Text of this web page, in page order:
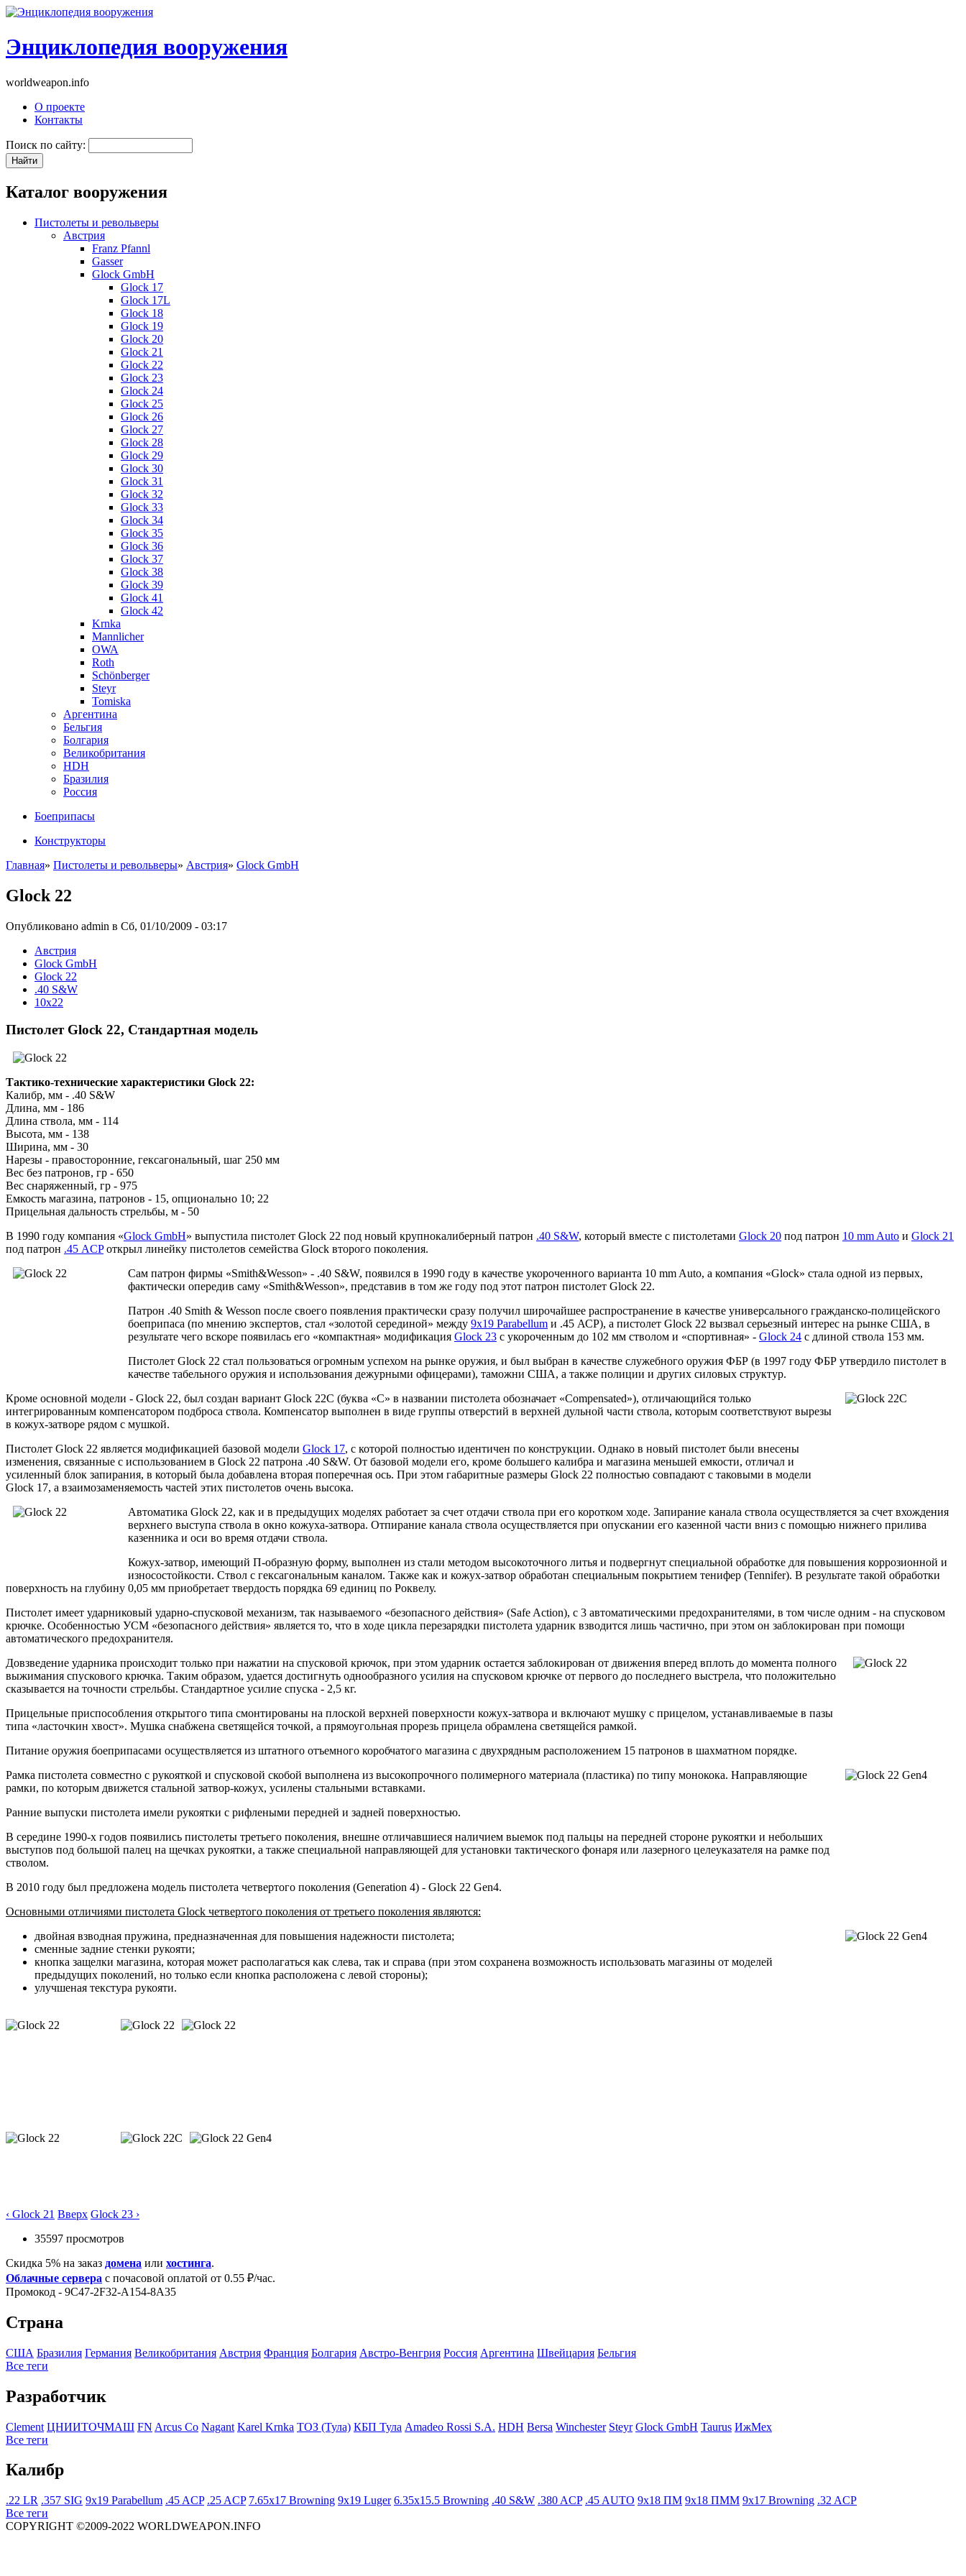
Энциклопедия вооружения
worldweapon.info
О проекте
Контакты
Поиск по сайту:
Каталог вооружения
Пистолеты и револьверы
Австрия
Franz Pfannl
Gasser
Glock GmbH
Glock 17
Glock 17L
Glock 18
Glock 19
Glock 20
Glock 21
Glock 22
Glock 23
Glock 24
Glock 25
Glock 26
Glock 27
Glock 28
Glock 29
Glock 30
Glock 31
Glock 32
Glock 33
Glock 34
Glock 35
Glock 36
Glock 37
Glock 38
Glock 39
Glock 41
Glock 42
Krnka
Mannlicher
OWA
Roth
Schönberger
Steyr
Tomiska
Аргентина
Бельгия
Болгария
Великобритания
HDH
Бразилия
Россия
Боеприпасы
Конструкторы
Главная» Пистолеты и револьверы» Австрия» Glock GmbH
Glock 22
Опубликовано admin в Сб, 01/10/2009 - 03:17
Австрия
Glock GmbH
Glock 22
.40 S&W
10x22
Пистолет Glock 22, Стандартная модель
Тактико-технические характеристики Glock 22:
Калибр, мм - .40 S&W
Длина, мм - 186
Длина ствола, мм - 114
Высота, мм - 138
Ширина, мм - 30
Нарезы - правосторонние, гексагональный, шаг 250 мм
Вес без патронов, гр - 650
Вес снаряженный, гр - 975
Емкость магазина, патронов - 15, опционально 10; 22
Прицельная дальность стрельбы, м - 50
В 1990 году компания «Glock GmbH» выпустила пистолет Glock 22 под новый крупнокалиберный патрон .40 S&W, который вместе с пистолетами Glock 20 под патрон 10 mm Auto и Glock 21
под патрон .45 ACPоткрыл линейку пистолетов семейства Glock второго поколения.
Сам патрон фирмы «Smith&Wesson» - .40 S&W, появился в 1990 году в качестве укороченного варианта 10 mm Auto, а компания «Glock» стала одной из первых,
фактически опередив саму «Smith&Wesson», представив в том же году под этот патрон пистолет Glock 22.
Патрон .40 Smith & Wesson после своего появления практически сразу получил широчайшее распространение в качестве универсального гражданско-полицейского
боеприпаса (по мнению экспертов, стал «золотой серединой» между 9х19 Parabellum и .45 АСР), а пистолет Glock 22 вызвал серьезный интерес на рынке США, в
результате чего вскоре появилась его «компактная» модификация Glock 23 с укороченным до 102 мм стволом и «спортивная» - Glock 24 с длиной ствола 153 мм.
Пистолет Glock 22 стал пользоваться огромным успехом на рынке оружия, и был выбран в качестве служебного оружия ФБР (в 1997 году ФБР утвердило пистолет в
качестве табельного оружия и использования дежурными офицерами), таможни США, а также полиции и других силовых структур.
Кроме основной модели - Glock 22, был создан вариант Glock 22C (буква «C» в названии пистолета обозначает «Compensated»), отличающийся только
интегрированным компенсатором подброса ствола. Компенсатор выполнен в виде группы отверстий в верхней дульной части ствола, которым соответствуют вырезы
в кожух-затворе рядом с мушкой.
Пистолет Glock 22 является модификацией базовой модели Glock 17, с которой полностью идентичен по конструкции. Однако в новый пистолет были внесены
изменения, связанные с использованием в Glock 22 патрона .40 S&W. От базовой модели его, кроме большего калибра и магазина меньшей емкости, отличал и
усиленный блок запирания, в который была добавлена вторая поперечная ось. При этом габаритные размеры Glock 22 полностью совпадают с таковыми в модели
Glock 17, а взаимозаменяемость частей этих пистолетов очень высока.
Автоматика Glock 22, как и в предыдущих моделях работает за счет отдачи ствола при его коротком ходе. Запирание канала ствола осуществляется за счет вхождения
верхнего выступа ствола в окно кожуха-затвора. Отпирание канала ствола осуществляется при опускании его казенной части вниз с помощью нижнего прилива
казенника и оси во время отдачи ствола.
Кожух-затвор, имеющий П-образную форму, выполнен из стали методом высокоточного литья и подвергнут специальной обработке для повышения коррозионной и
износостойкости. Ствол с гексагональным каналом. Также как и кожух-затвор обработан специальным покрытием тенифер (Tennifer). В результате такой обработки
поверхность на глубину 0,05 мм приобретает твердость порядка 69 единиц по Роквелу.
Пистолет имеет ударниковый ударно-спусковой механизм, так называемого «безопасного действия» (Safe Action), с 3 автоматическими предохранителями, в том числе одним - на спусковом
крючке. Особенностью УСМ «безопасного действия» является то, что в ходе цикла перезарядки пистолета ударник взводится лишь частично, при этом он заблокирован при помощи
автоматического предохранителя.
Довзведение ударника происходит только при нажатии на спусковой крючок, при этом ударник остается заблокирован от движения вперед вплоть до момента полного
выжимания спускового крючка. Таким образом, удается достигнуть однообразного усилия на спусковом крючке от первого до последнего выстрела, что положительно
сказывается на точности стрельбы. Стандартное усилие спуска - 2,5 кг.
Прицельные приспособления открытого типа смонтированы на плоской верхней поверхности кожух-затвора и включают мушку с прицелом, устанавливаемые в пазы
типа «ласточкин хвост». Мушка снабжена светящейся точкой, а прямоугольная прорезь прицела обрамлена светящейся рамкой.
Питание оружия боеприпасами осуществляется из штатного отъемного коробчатого магазина с двухрядным расположением 15 патронов в шахматном порядке.
Рамка пистолета совместно с рукояткой и спусковой скобой выполнена из высокопрочного полимерного материала (пластика) по типу монокока. Направляющие
рамки, по которым движется стальной затвор-кожух, усилены стальными вставками.
Ранние выпуски пистолета имели рукоятки с рифлеными передней и задней поверхностью.
В середине 1990-х годов появились пистолеты третьего поколения, внешне отличавшиеся наличием выемок под пальцы на передней стороне рукоятки и небольших
выступов под большой палец на щечках рукоятки, а также специальной направляющей для установки тактического фонаря или лазерного целеуказателя на рамке под
стволом.
В 2010 году был предложена модель пистолета четвертого поколения (Generation 4) - Glock 22 Gen4.
Основными отличиями пистолета Glock четвертого поколения от третьего поколения являются:
двойная взводная пружина, предназначенная для повышения надежности пистолета;
сменные задние стенки рукояти;
кнопка защелки магазина, которая может располагаться как слева, так и справа (при этом сохранена возможность использовать магазины от моделей
предыдущих поколений, но только если кнопка расположена с левой стороны);
улучшеная текстура рукояти.
‹ Glock 21 Вверх Glock 23 ›
35597 просмотров
Скидка 5% на заказ домена или хостинга.
Облачные сервера с почасовой оплатой от 0.55 ₽/час.
Промокод - 9C47-2F32-A154-8A35
Страна
США Бразилия Германия Великобритания Австрия Франция Болгария Австро-Венгрия Росcия Аргентина Швейцария Бельгия
Все теги
Разработчик
Clement ЦНИИТОЧМАШ FN Arcus Co Nagant Karel Krnka ТОЗ (Тула) КБП Тула Amadeo Rossi S.A. HDH Bersa Winchester Steyr Glock GmbH Taurus ИжМех
Все теги
Калибр
.22 LR .357 SIG 9x19 Parabellum .45 ACP .25 ACP 7.65x17 Browning 9x19 Luger 6.35x15.5 Browning .40 S&W .380 ACP .45 AUTO 9x18 ПМ 9x18 ПММ 9x17 Browning .32 ACP
Все теги
COPYRIGHT ©2009-2022 WORLDWEAPON.INFO